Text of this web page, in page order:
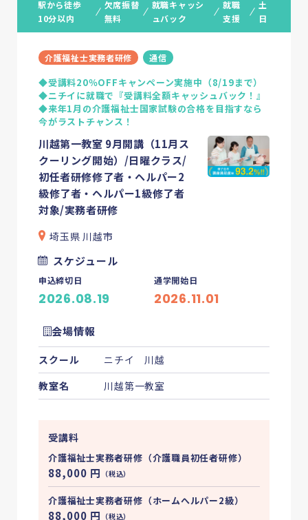
フクシカサーチとは
介護資格の基礎知識
お知らせ・コラム
News お知らせ
Information インフォメーション
駅から徒歩
10分以内
欠席振替
無料
就職キャッシ
ュバック
就職
支援
土
日
介護福祉士実務者研修 通信
◆受講料20％OFFキャンペーン実施中（8/19まで）
◆ニチイに就職で『受講料全額キャッシュバック！』
◆来年1月の介護福祉士国家試験の合格を目指すなら
今がラストチャンス！
川越第一教室 9月開講（11月ス
クーリング開始）/日曜クラス/
初任者研修修了者・ヘルパー2
級修了者・ヘルパー1級修了者
対象/実務者研修
埼玉県 川越市
スケジュール
申込締切日
2026.08.19
通学開始日
2026.11.01
会場情報
スクール
ニチイ 川越
教室名
川越第一教室
受講料
介護福祉士実務者研修（介護職員初任者研修）
88,000 円 （税込）
介護福祉士実務者研修（ホームへルパー2級）
88,000 円 （税込）